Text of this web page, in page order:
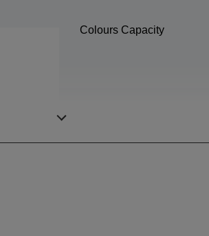
Colours Capacity